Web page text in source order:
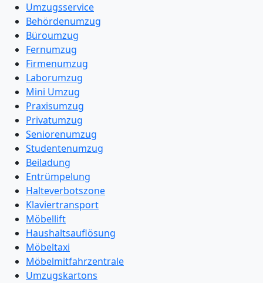
Umzugsservice
Behördenumzug
Büroumzug
Fernumzug
Firmenumzug
Laborumzug
Mini Umzug
Praxisumzug
Privatumzug
Seniorenumzug
Studentenumzug
Beiladung
Entrümpelung
Halteverbotszone
Klaviertransport
Möbellift
Haushaltsauflösung
Möbeltaxi
Möbelmitfahrzentrale
Umzugskartons